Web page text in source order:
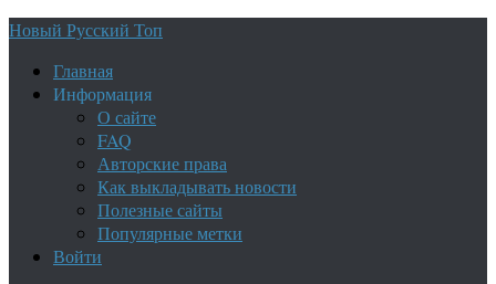
Новый Русский Топ
Главная
Информация
О сайте
FAQ
Авторские права
Как выкладывать новости
Полезные сайты
Популярные метки
Войти